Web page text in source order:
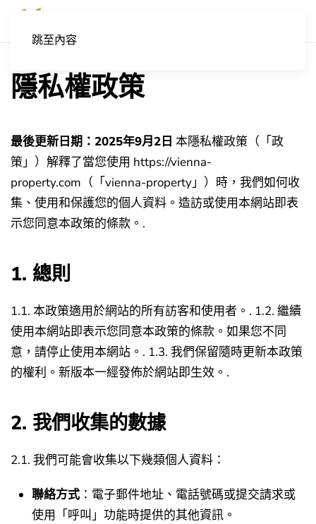
跳至內容
隱私權政策
最後更新日期：2025年9月2日 本隱私權政策（「政
策」）解釋了當您使用 https://vienna-
property.com（「vienna-property」）時，我們如何收
集、使用和保護您的個人資料。造訪或使用本網站即表
示您同意本政策的條款。.
1. 總則
1.1. 本政策適用於網站的所有訪客和使用者。. 1.2. 繼續
使用本網站即表示您同意本政策的條款。如果您不同
意，請停止使用本網站。. 1.3. 我們保留隨時更新本政策
的權利。新版本一經發佈於網站即生效。.
2. 我們收集的數據
2.1. 我們可能會收集以下幾類個人資料：
聯絡方式 ：電子郵件地址、電話號碼或提交請求或
使用「呼叫」功能時提供的其他資訊。